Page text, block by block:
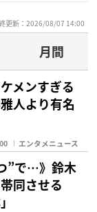
更新：2026/08/07 14:00
月間
メンすぎる
人より有名
エンタメニュース
”で…》鈴木
同させる